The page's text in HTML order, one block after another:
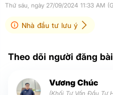
Thứ sáu, ngày 27/09/2024 11:33 AM
Nhà đầu tư lưu ý
Theo dõi người đăng bài
Vương Chúc
(Khối Tư Vấn Đầu Tư